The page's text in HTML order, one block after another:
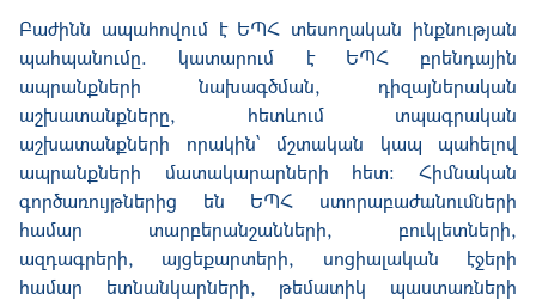
Բաժինն ապահովում է ԵՊՀ տեսողական ինքնության
պահպանումը. կատարում է ԵՊՀ բրենդային
ապրանքների նախագծման, դիզայներական
աշխատանքները, հետևում տպագրական
աշխատանքների որակին՝ մշտական կապ պահելով
ապրանքների մատակարարների հետ: Հիմնական
գործառույթներից են ԵՊՀ ստորաբաժանումների
համար տարբերանշանների, բուկլետների,
ազդագրերի, այցեքարտերի, սոցիալական էջերի
համար ետնանկարների, թեմատիկ պաստառների